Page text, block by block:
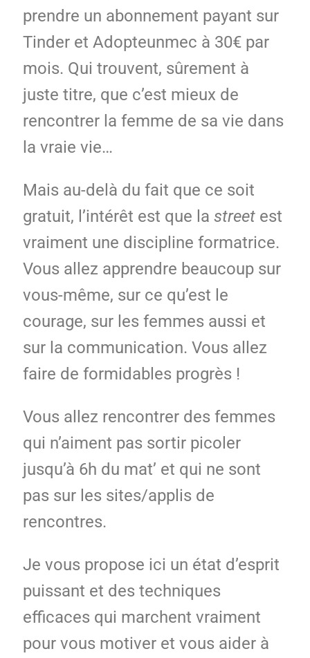
prendre un abonnement payant sur
Tinder et Adopteunmec à 30€ par
mois. Qui trouvent, sûrement à
juste titre, que c’est mieux de
rencontrer la femme de sa vie dans
la vraie vie…
Mais au-delà du fait que ce soit
gratuit, l’intérêt est que la streetest
vraiment une discipline formatrice.
Vous allez apprendre beaucoup sur
vous-même, sur ce qu’est le
courage, sur les femmes aussi et
sur la communication. Vous allez
faire de formidables progrès !
Vous allez rencontrer des femmes
qui n’aiment pas sortir picoler
jusqu’à 6h du mat’ et qui ne sont
pas sur les sites/applis de
rencontres.
Je vous propose ici un état d’esprit
puissant et des techniques
efficaces qui marchent vraiment
pour vous motiver et vous aider à